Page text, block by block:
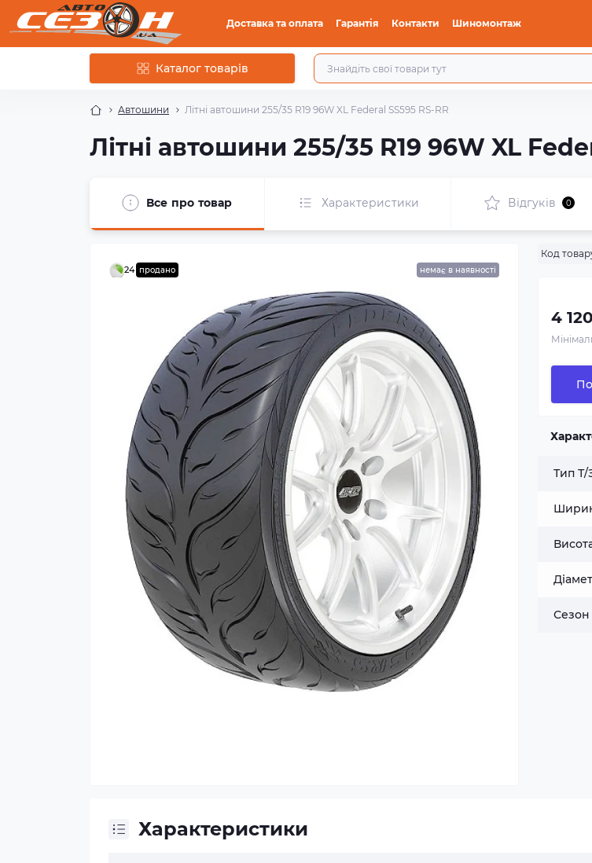
Доставка та оплата Гарантія Контакти Шиномонтаж
Каталог товарів
Автошини Літні автошини 255/35 R19 96W XL Federal SS595 RS-RR
Літні автошини 255/35 R19 96W XL
Все про товар Характеристики Відгуків 0
24 продано немає в наявності
Код
4
Тип Т/
Сезон
Характеристики